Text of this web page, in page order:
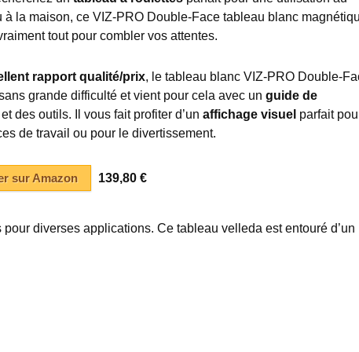
à la maison, ce VIZ-PRO Double-Face tableau blanc
tout pour combler vos attentes.
rapport qualité/prix, le tableau blanc VIZ-PRO Double-
grande difficulté et vient pour cela avec un guide de
et des outils. Il vous fait profiter d’un affichage visuel parfait
de travail ou pour le divertissement.
sur Amazon 139,80 €
diverses applications. Ce tableau velleda est entouré d’un